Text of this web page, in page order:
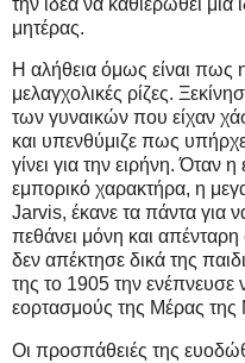
μητέρας.
Η αλήθεια όμως είναι πως
μελαγχολικές ρίζες.
των γυναικών που είχαν
και υπενθύμιζε πως
γίνει για την ειρήνη. Όταν
εμπορικό χαρακτήρα, η
Jarvis, έκανε τα πάντα για
πεθάνει μόνη και
δεν απέκτησε δικά της
της το 1905 την
εορτασμούς της Μέρας της
Οι προσπάθειές της